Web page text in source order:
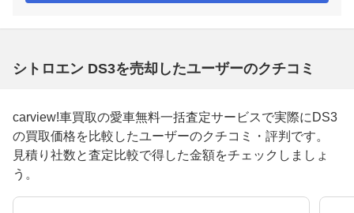
シトロエン DS3を売却したユーザーのクチコミ
carview!車買取の愛車無料一括査定サービスで実際にDS3
の買取価格を比較したユーザーのクチコミ・評判です。
見積り社数と査定比較で得した金額をチェックしましょ
う。